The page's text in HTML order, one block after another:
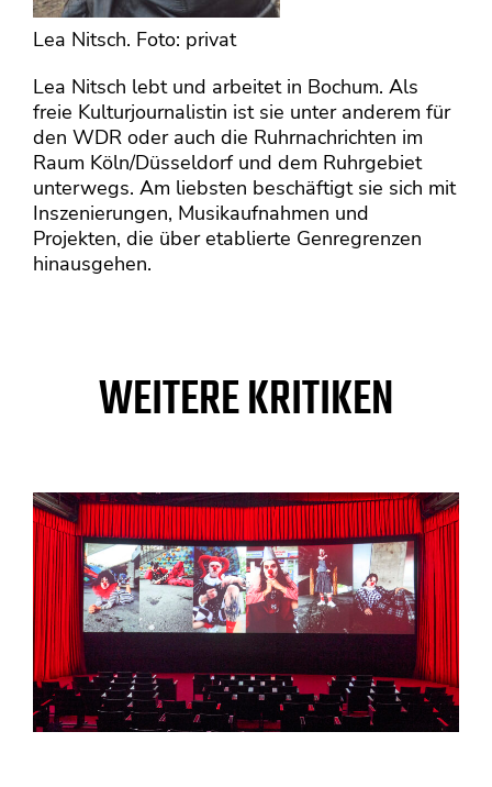
Lea Nitsch. Foto: privat
Lea Nitsch lebt und arbeitet in Bochum. Als
freie Kulturjournalistin ist sie unter anderem für
den WDR oder auch die Ruhrnachrichten im
Raum Köln/Düsseldorf und dem Ruhrgebiet
unterwegs. Am liebsten beschäftigt sie sich mit
Inszenierungen, Musikaufnahmen und
Projekten, die über etablierte Genregrenzen
hinausgehen.
WEITERE KRITIKEN